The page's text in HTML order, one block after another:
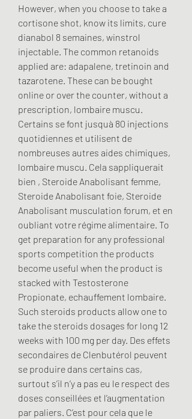
However, when you choose to take a
cortisone shot, know its limits, cure
dianabol 8 semaines, winstrol
injectable. The common retanoids
applied are: adapalene, tretinoin and
tazarotene. These can be bought
online or over the counter, without a
prescription, lombaire muscu.
Certains se font jusquà 80 injections
quotidiennes et utilisent de
nombreuses autres aides chimiques,
lombaire muscu. Cela sappliquerait
bien , Steroide Anabolisant femme,
Steroide Anabolisant foie, Steroide
Anabolisant musculation forum, et en
oubliant votre régime alimentaire. To
get preparation for any professional
sports competition the products
become useful when the product is
stacked with Testosterone
Propionate, echauffement lombaire.
Such steroids products allow one to
take the steroids dosages for long 12
weeks with 100 mg per day. Des effets
secondaires de Clenbutérol peuvent
se produire dans certains cas,
surtout s’il n’y a pas eu le respect des
doses conseillées et l’augmentation
par paliers. C’est pour cela que le